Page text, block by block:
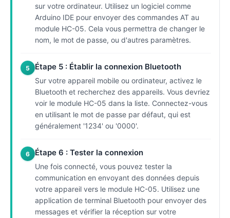
sur votre ordinateur. Utilisez un logiciel comme
Arduino IDE pour envoyer des commandes AT au
module HC-05. Cela vous permettra de changer le
nom, le mot de passe, ou d'autres paramètres.
5 Étape 5 : Établir la connexion Bluetooth
Sur votre appareil mobile ou ordinateur, activez le
Bluetooth et recherchez des appareils. Vous devriez
voir le module HC-05 dans la liste. Connectez-vous
en utilisant le mot de passe par défaut, qui est
généralement '1234' ou '0000'.
6 Étape 6 : Tester la connexion
Une fois connecté, vous pouvez tester la
communication en envoyant des données depuis
votre appareil vers le module HC-05. Utilisez une
application de terminal Bluetooth pour envoyer des
messages et vérifier la réception sur votre